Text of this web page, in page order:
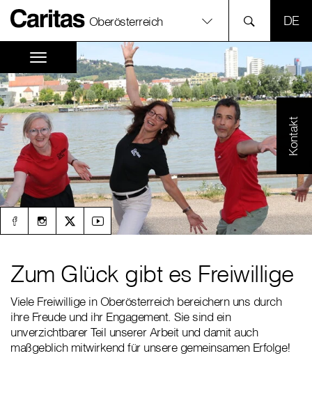
Oberösterreich
Kontakt
Zum Glück gibt es Freiwillige
Viele Freiwillige in Oberösterreich bereichern uns durch
ihre Freude und ihr Engagement. Sie sind ein
unverzichtbarer Teil unserer Arbeit und damit auch
maßgeblich mitwirkend für unsere gemeinsamen Erfolge!